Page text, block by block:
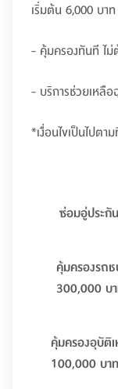
เริ่มต้น 6,000 บาท
- คุ้มครองทันที ไ
- บริการช่วยเหลื
*เงื่อนไขเป็นไปต
ซ่อมอู่ประกัน
คุ้มครองรถ
300,000 บ
คุ้มครองอุบัติ
100,000 บา